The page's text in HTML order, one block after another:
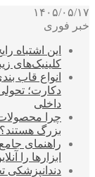
۱۴۰۵/۰۵/۱۷
خبر فوری
این اشتباه
کلینیک‌های
انواع قاب
دکارت؛
داخلی
بزرگ هستند؟
راهنمای
ابزارها را